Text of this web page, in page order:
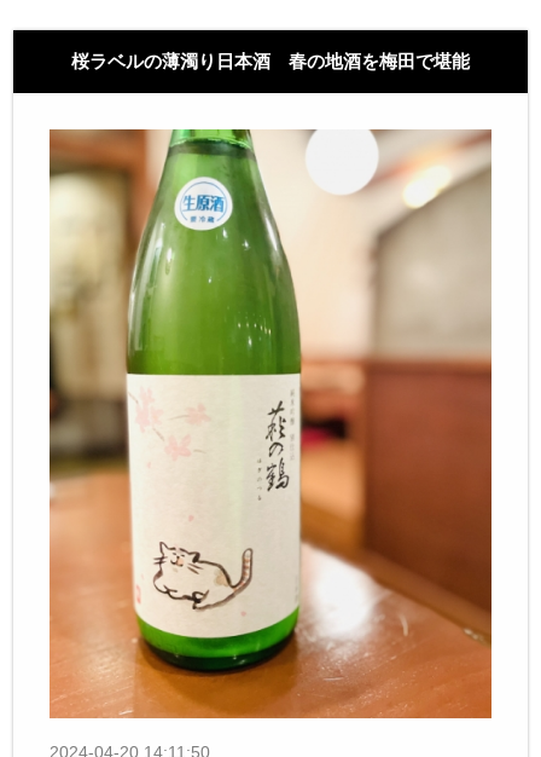
桜ラベルの薄濁り日本酒 春の地酒を梅田で堪能
2024-04-20 14:11:50